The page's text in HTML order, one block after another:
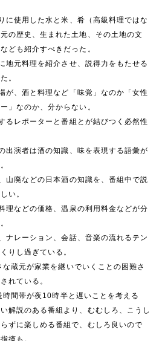
に使用した水と米、肴（高級料理ではな
の歴史、生まれた土地、その土地の文
ども紹介すべきだった。
地元料理を紹介させ、説得力をもたせる
。
が、酒と料理など「味覚」なのか「女性
」なのか、分からない。
るレポーターと番組とが結びつく必然性
出演者は酒の知識、味を表現する語彙が
山廃などの日本酒の知識を、番組中で説
い。
理などの価格、温泉の利用料金などが分
ナレーション、会話、音楽の流れるテン
りし過ぎている。
蔵元が家業を継いでいくことの困難さ
れている。
間帯が夜10時半と遅いことを考える
解説のある番組より、むむしろ、こうし
ずに楽しめる番組で、むしろ良いので
摘も。